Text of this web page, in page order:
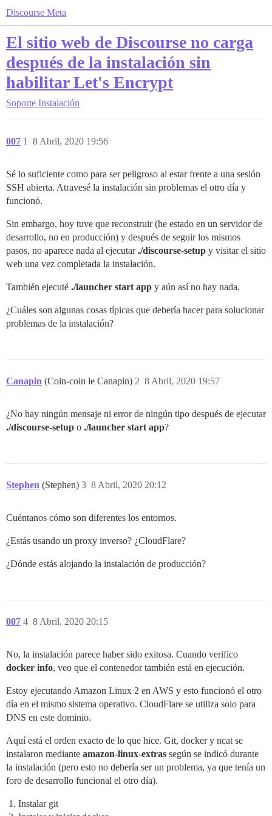
Discourse Meta
El sitio web de Discourse no carga
después de la instalación sin
habilitar Let's Encrypt
Soporte Instalación
007 8 Abril, 2020 19:56
1
Sé lo suficiente como para ser peligroso al estar frente a una sesión
SSH abierta. Atravesé la instalación sin problemas el otro día y
funcionó.
Sin embargo, hoy tuve que reconstruir (he estado en un servidor de
desarrollo, no en producción) y después de seguir los mismos
pasos, no aparece nada al ejecutar./discourse-setup y visitar el sitio
web una vez completada la instalación.
También ejecuté ./launcher start app y aún así no hay nada.
¿Cuáles son algunas cosas típicas que debería hacer para solucionar
problemas de la instalación?
Canapin (Coin-coin le Canapin) 8 Abril, 2020 19:57
2
¿No hay ningún mensaje ni error de ningún tipo después de ejecutar
./discourse-setup o ./launcher start app?
Stephen (Stephen) 8 Abril, 2020 20:12
3
Cuéntanos cómo son diferentes los entornos.
¿Estás usando un proxy inverso? ¿CloudFlare?
¿Dónde estás alojando la instalación de producción?
007 8 Abril, 2020 20:15
4
No, la instalación parece haber sido exitosa. Cuando verifico
docker info, veo que el contenedor también está en ejecución.
Estoy ejecutando Amazon Linux 2 en AWS y esto funcionó el otro
día en el mismo sistema operativo. CloudFlare se utiliza solo para
DNS en este dominio.
Aquí está el orden exacto de lo que hice. Git, docker y ncat se
instalaron mediante amazon-linux-extras según se indicó durante
la instalación (pero esto no debería ser un problema, ya que tenía un
foro de desarrollo funcional el otro día).
Instalar git